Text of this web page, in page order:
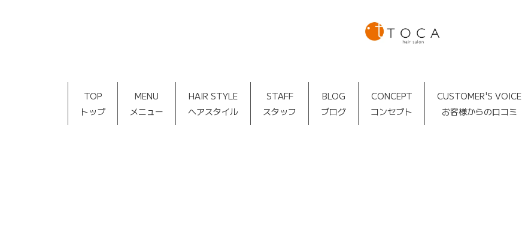
TOP
トップ
MENU
メニュー
HAIR STYLE
ヘアスタイル
STAFF
スタッフ
BLOG
ブログ
CONCEPT
コンセプト
CUSTOMER'S VOICE
お客様からの口コミ